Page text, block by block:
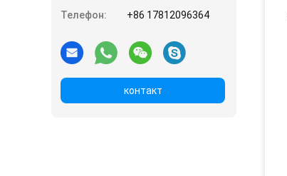
Телефон:
+86 17812096364
контакт